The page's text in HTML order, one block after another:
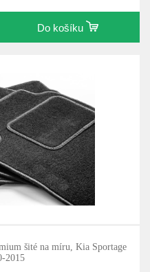
Do košíku
šité na míru, Kia Sportage
2015